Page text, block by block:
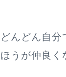
んどん自分
うが仲良く